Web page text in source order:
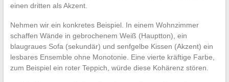
einen dritten als Akzent.
Nehmen wir ein konkretes Beispiel. In einem Wohnzimmer
schaffen Wände in gebrochenem Weiß (Hauptton), ein
blaugraues Sofa (sekundär) und senfgelbe Kissen (Akzent) ein
lesbares Ensemble ohne Monotonie. Eine vierte kräftige Farbe,
zum Beispiel ein roter Teppich, würde diese Kohärenz stören.